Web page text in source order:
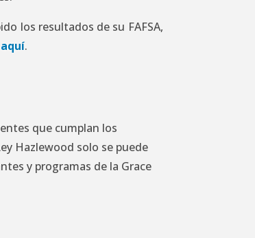
los resultados de su FAFSA,
aquí.
que cumplan los
Hazlewood solo se puede
y programas de la Grace